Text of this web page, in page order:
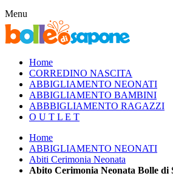
Menu
Home
CORREDINO NASCITA
ABBIGLIAMENTO NEONATI
ABBIGLIAMENTO BAMBINI
ABBBIGLIAMENTO RAGAZZI
O U T L E T
Home
ABBIGLIAMENTO NEONATI
Abiti Cerimonia Neonata
Abito Cerimonia Neonata Bolle di